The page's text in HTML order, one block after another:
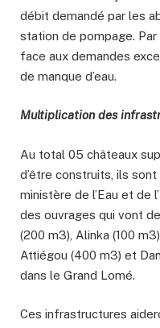
débit demandé par les
station de pompage.
face aux demandes
de manque d’eau.
Multiplication des
Au total 05 châteaux
d’être construits, ils
ministère de l’Eau et de
des ouvrages qui vont
(200 m3), Alinka (100
Attiégou (400 m3) et
dans le Grand Lomé.
Ces infrastructures